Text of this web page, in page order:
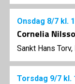
Onsdag 8/7 kl.
Cornelia
Sankt Hans Torv,
Torsdag 9/7 kl.